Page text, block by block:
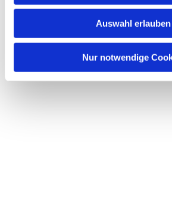
Auswahl erlauben
Nur notwendige